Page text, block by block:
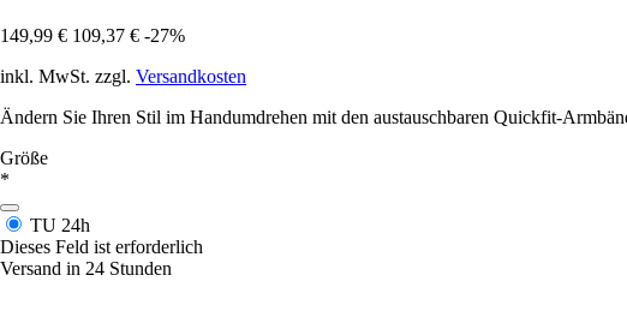
149,99 € 109,37 € -27%
inkl. MwSt. zzgl. Versandkosten
Ändern Sie Ihren Stil im Handumdrehen mit den austauschbaren Quickfit-
Größe
*
TU 24h
Dieses Feld ist erforderlich
Versand in 24 Stunden